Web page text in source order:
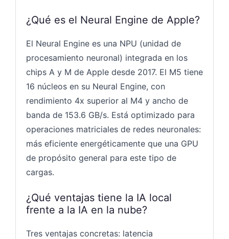
¿Qué es el Neural Engine de Apple?
El Neural Engine es una NPU (unidad de
procesamiento neuronal) integrada en los
chips A y M de Apple desde 2017. El M5 tiene
16 núcleos en su Neural Engine, con
rendimiento 4x superior al M4 y ancho de
banda de 153.6 GB/s. Está optimizado para
operaciones matriciales de redes neuronales:
más eficiente energéticamente que una GPU
de propósito general para este tipo de
cargas.
¿Qué ventajas tiene la IA local
frente a la IA en la nube?
Tres ventajas concretas: latencia